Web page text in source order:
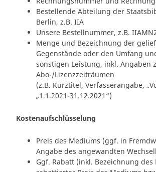
Bestellende Abteilung der
Berlin, z.B. IIA
Unsere Bestellnummer, z.B.
Menge und Bezeichnung der
Gegenstände oder den Umfang
sonstigen Leistung, inkl. Angaben
Abo-/Lizenzzeiträumen
(z.B. Kurztitel, Verfasserangabe,
„1.1.2021-31.12.2021“)
Kostenaufschlüsselung
Preis des Mediums (ggf. in
Angabe des angewandten
Ggf. Rabatt (inkl. Bezeichnung des